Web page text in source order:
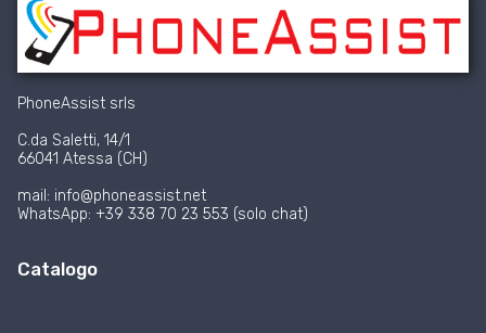
PhoneAssist srls
C.da Saletti, 14/1
66041 Atessa (CH)
mail: info@phoneassist.net
WhatsApp: +39 338 70 23 553 (solo chat)
Catalogo